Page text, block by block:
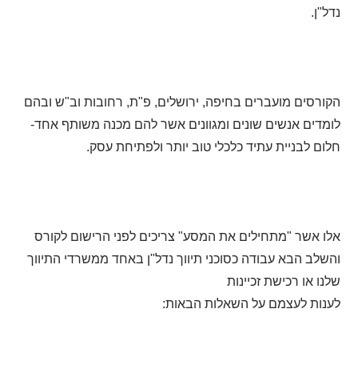
נדל"ן.
הקורסים מועברים בחיפה, ירושלים, פ"ת, רחובות וב"ש ובהם
לומדים אנשים שונים ומגוונים אשר להם מכנה משותף אחד-
חלום לבניית עתיד כלכלי טוב יותר ולפתיחת עסק.
אלו אשר "מתחילים את המסע" צריכים לפני הרישום לקורס
והשלב הבא עבודה כסוכני תיווך נדל"ן באחד ממשרדי התיווך
שלנו או רכישת זכיינות
לענות לעצמם על השאלות הבאות: